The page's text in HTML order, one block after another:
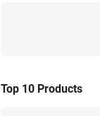
Top 10 Products